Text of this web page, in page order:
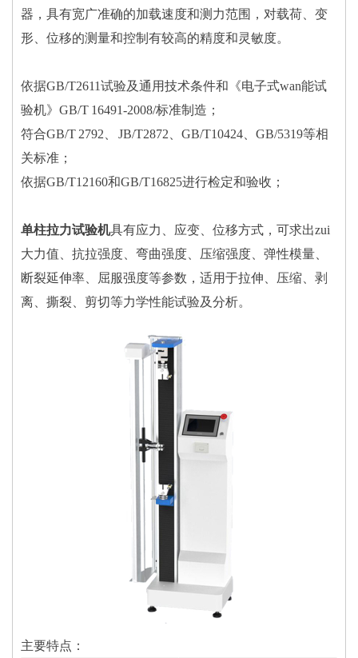
器，具有宽广准确的加载速度和测力范围，对载荷、变
形、位移的测量和控制有较高的精度和灵敏度。
依据GB/T2611试验及通用技术条件和《电子式wan能试
验机》GB/T 16491-2008/标准制造；
符合GB/T 2792、 JB/T2872、GB/T10424、GB/5319等相
关标准；
依据GB/T12160和GB/T16825进行检定和验收；
单柱拉力试验机具有应力、应变、位移方式，可求出zui
大力值、抗拉强度、弯曲强度、压缩强度、弹性模量、
断裂延伸率、屈服强度等参数，适用于拉伸、压缩、剥
离、撕裂、剪切等力学性能试验及分析。
主要特点：